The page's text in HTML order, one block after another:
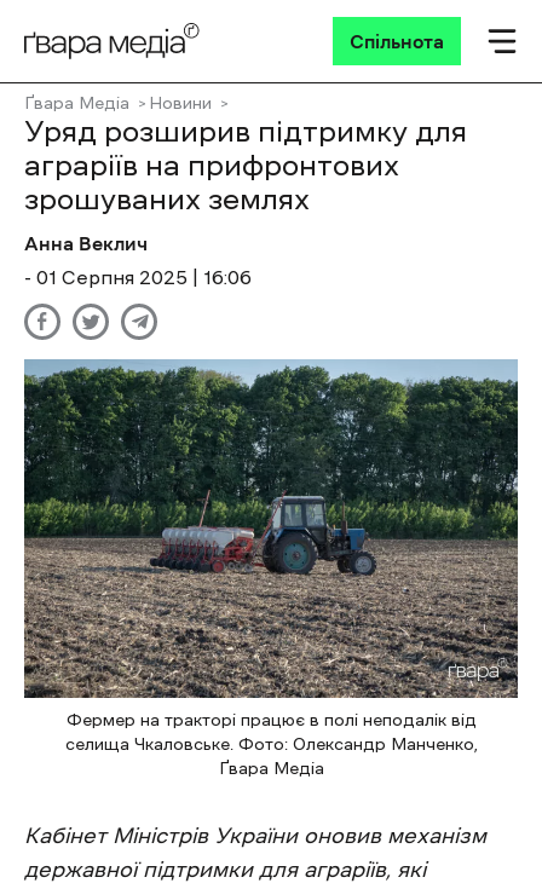
Спільнота
Ґвара Медіа Новини
Уряд розширив підтримку для
аграріїв на прифронтових
зрошуваних землях
Анна Веклич
- 01 Cерпня 2025 | 16:06
Фермер на тракторі працює в полі неподалік від
селища Чкаловське. Фото: Олександр Манченко,
Ґвара Медіа
Кабінет Міністрів України оновив механізм
державної підтримки для аграріїв, які